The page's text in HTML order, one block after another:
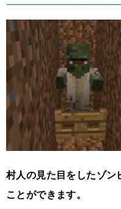
村人の見た目をしたゾン
ことができます。